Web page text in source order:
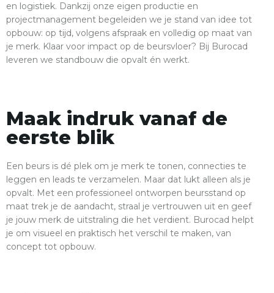
en logistiek. Dankzij onze eigen productie en
projectmanagement begeleiden we je stand van idee tot
opbouw: op tijd, volgens afspraak en volledig op maat van
je merk. Klaar voor impact op de beursvloer? Bij Burocad
leveren we standbouw die opvalt én werkt.
Maak indruk vanaf de
eerste blik
Een beurs is dé plek om je merk te tonen, connecties te
leggen en leads te verzamelen. Maar dat lukt alleen als je
opvalt. Met een professioneel ontworpen beursstand op
maat trek je de aandacht, straal je vertrouwen uit en geef
je jouw merk de uitstraling die het verdient. Burocad helpt
je om visueel en praktisch het verschil te maken, van
concept tot opbouw.